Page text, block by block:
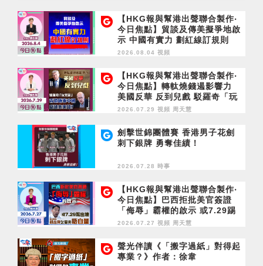
【HKG報與幫港出聲聯合製作‧
今日焦點】貿談及傳美擬爭地啟
示 中國有實力 劃紅線訂規則
2026.08.04 視頻
【HKG報與幫港出聲聯合製作‧
今日焦點】轉軚燒錢遏影響力
美國反華 反到兒戲 駁羅奇「玩
完論」 香港唔靠中國 唔通靠美
2026.07.29 視頻 周天慧
劍擊世錦團體賽 香港男子花劍
刺下銀牌 勇奪佳績！
2026.07.28 時事
【HKG報與幫港出聲聯合製作‧
今日焦點】巴西拒批美官簽證
「侮辱」霸權的啟示 或7.29踢
出境 胡志偉乞留英唔自量
2026.07.27 視頻 周天慧
聲光伴讀《「搬字過紙」對得起
專業？》作者：徐韋